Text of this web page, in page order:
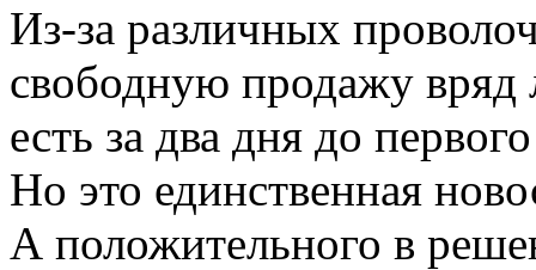
Из-за различных
свободную продажу вряд
есть за два дня до
Но это единственная
А положительного в